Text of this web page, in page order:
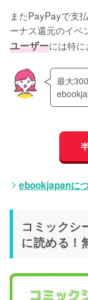
またPayPayで支
ーナス還元のイベ
ユーザーには特に
最大
ebookjapanに
コミックシ
に読める！